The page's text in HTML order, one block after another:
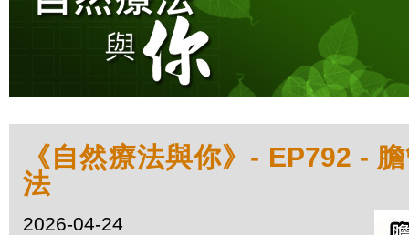
《自然療法與你》- EP792 -
法
2026-04-24